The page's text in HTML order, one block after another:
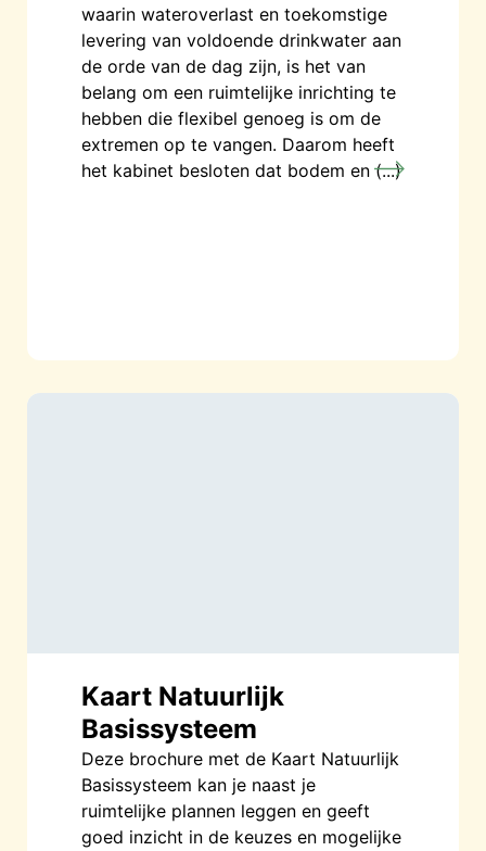
waarin wateroverlast en toekomstige
levering van voldoende drinkwater aan
de orde van de dag zijn, is het van
belang om een ruimtelijke inrichting te
hebben die flexibel genoeg is om de
extremen op te vangen. Daarom heeft
het kabinet besloten dat bodem en (...)
Kaart Natuurlijk
Basissysteem
Deze brochure met de Kaart Natuurlijk
Basissysteem kan je naast je
ruimtelijke plannen leggen en geeft
goed inzicht in de keuzes en mogelijke